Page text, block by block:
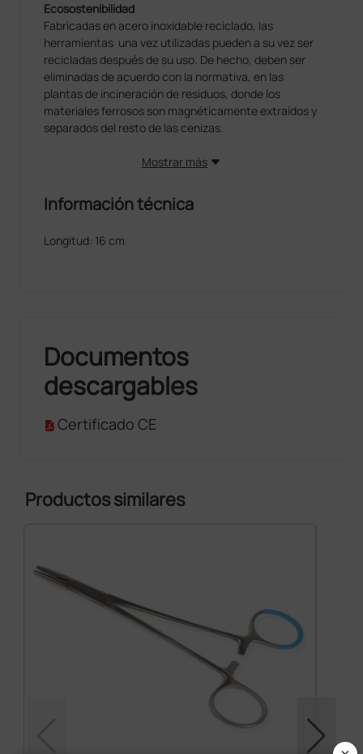
Ecosostenibilidad
Fabricadas en acero inoxidable reciclado, las
herramientas una vez utilizadas pueden a su vez ser
recicladas después de su uso. De hecho, deben ser
eliminadas de acuerdo con la normativa, en las
plantas de incineración de residuos, donde los
materiales ferrosos son magnéticamente extraídos y
separados del resto de las cenizas.
Mostrar más
Información técnica
Longitud: 16 cm
Documentos
descargables
Certificado CE
Productos similares